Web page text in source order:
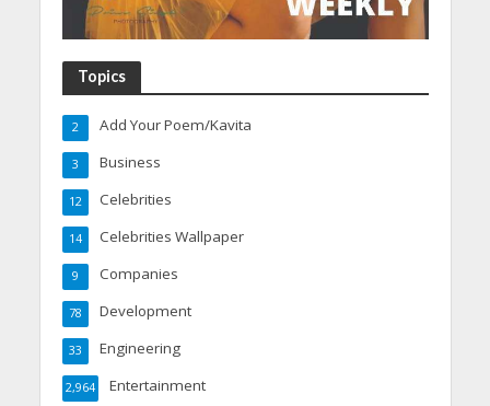
Topics
Add Your Poem/Kavita
2
Business
3
Celebrities
12
Celebrities Wallpaper
14
Companies
9
Development
78
Engineering
33
Entertainment
2,964